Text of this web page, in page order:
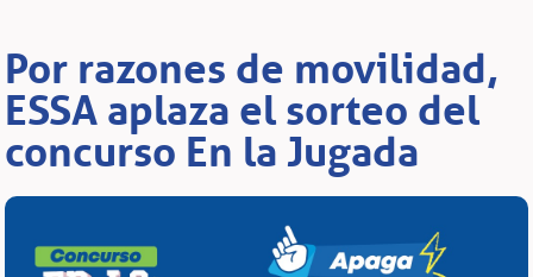
Por razones de movilidad,
ESSA aplaza el sorteo del
concurso En la Jugada